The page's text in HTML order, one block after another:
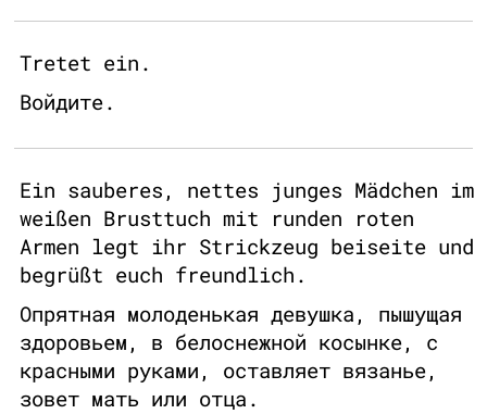
Tretet ein.
Войдите.
Ein sauberes, nettes junges Mädchen im
weißen Brusttuch mit runden roten
Armen legt ihr Strickzeug beiseite und
begrüßt euch freundlich.
Опрятная молоденькая девушка, пышущая
здоровьем, в белоснежной косынке, с
красными руками, оставляет вязанье,
зовет мать или отца.